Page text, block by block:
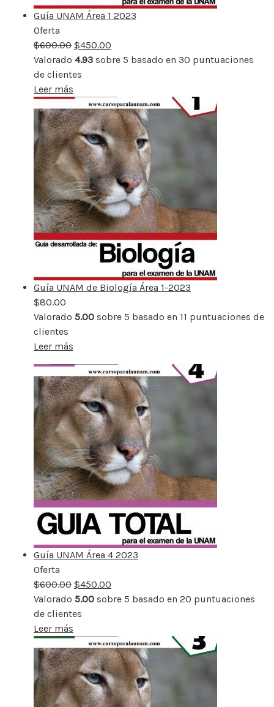
Guía UNAM Área 1 2023
Oferta
rebajado
$600.00 $450.00
Valorado 4.93 sobre 5 basado en 30 puntuaciones
de clientes
Leer más
Guía UNAM de Biología Área 1-2023
$80.00
Valorado 5.00 sobre 5 basado en 11 puntuaciones de
clientes
Leer más
Guía UNAM Área 4 2023
Oferta
rebajado
$600.00 $450.00
Valorado 5.00 sobre 5 basado en 20 puntuaciones
de clientes
Leer más